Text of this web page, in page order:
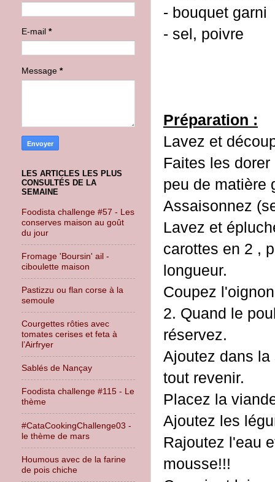
- bouquet garni
- sel, poivre
Préparation :
Lavez et
Faites les
peu de matière
Assaisonnez
Lavez et
carottes en 2 ,
longueur.
Coupez
2. Quand le
réservez.
Ajoutez dans
tout revenir.
Placez la
Ajoutez les
Rajoutez l'eau
mousse!!!
E-mail *
Message *
LES ARTICLES LES PLUS
CONSULTÉS DE LA
SEMAINE
Foodista challenge #57 - Les
conserves maison au goût
du jour
Fromage 'Boursin' ail -
ciboulette maison
Pastizzu ou flan corse à la
semoule
Courgettes rôties avec
tomates cerises et feta à
l’Airfryer
Sablés de Nançay
Foodista challenge #115 - Le
thème
#CataCookingChallenge03 -
le thème de mars
Houmous avec de la farine
de pois chiche